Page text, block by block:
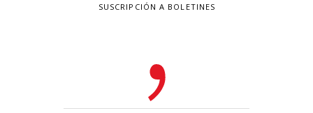
SUSCRIPCIÓN A BOLETINES